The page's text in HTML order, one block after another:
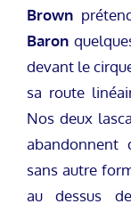
Brown
Baron
devant le
sa route
Nos deux
sans autre
au dessus